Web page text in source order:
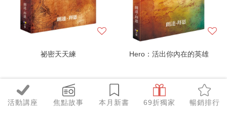
活動講座 焦點故事 本月新書 69折獨家 暢銷排行
祕密天天練 Hero：活出你內在的英雄
NT$253